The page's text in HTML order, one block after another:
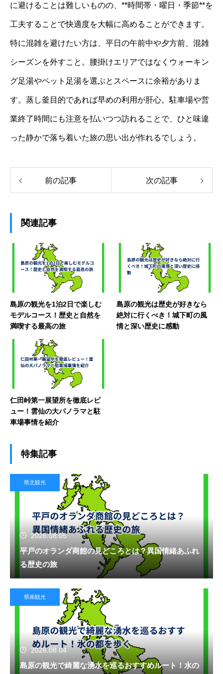
に避けることは難しいものの、**時間帯・曜日・季節**を
工夫することで快適度を大幅に高めることができます。
特に混雑を避けたい方は、平日の午前中や夕方前、混雑
シーズンを外すこと。腰掛けエリアではなくウォーキン
グ足湯やペット足湯を選ぶとスペースに余裕がありま
す。蒸し釜目的であれば早めの利用が肝心。駐車場や営
業終了時間にも注意を払いつつ訪れることで、ひと味違
った静かで落ち着いた旅の思い出が作れるでしょう。
前の記事 次の記事
関連記事
島原の観光を1泊2日で楽しむ
モデルコース！歴史と自然を
満喫する最高の旅
島原の観光は歴史が好きなら
絶対に行くべき！城下町の風
情と深い歴史に感動
仁田峠第一展望所を徹底レビ
ュー！雲仙の大パノラマと駐
車場事情を紹介
特集記事
県北観光
2026.08.05
平戸のオランダ商館の見どころとは？異国情緒あふれ
る歴史の旅
県南観光
2026.08.04
島原の観光で綺麗な湧水を巡るおすすめルート！水の